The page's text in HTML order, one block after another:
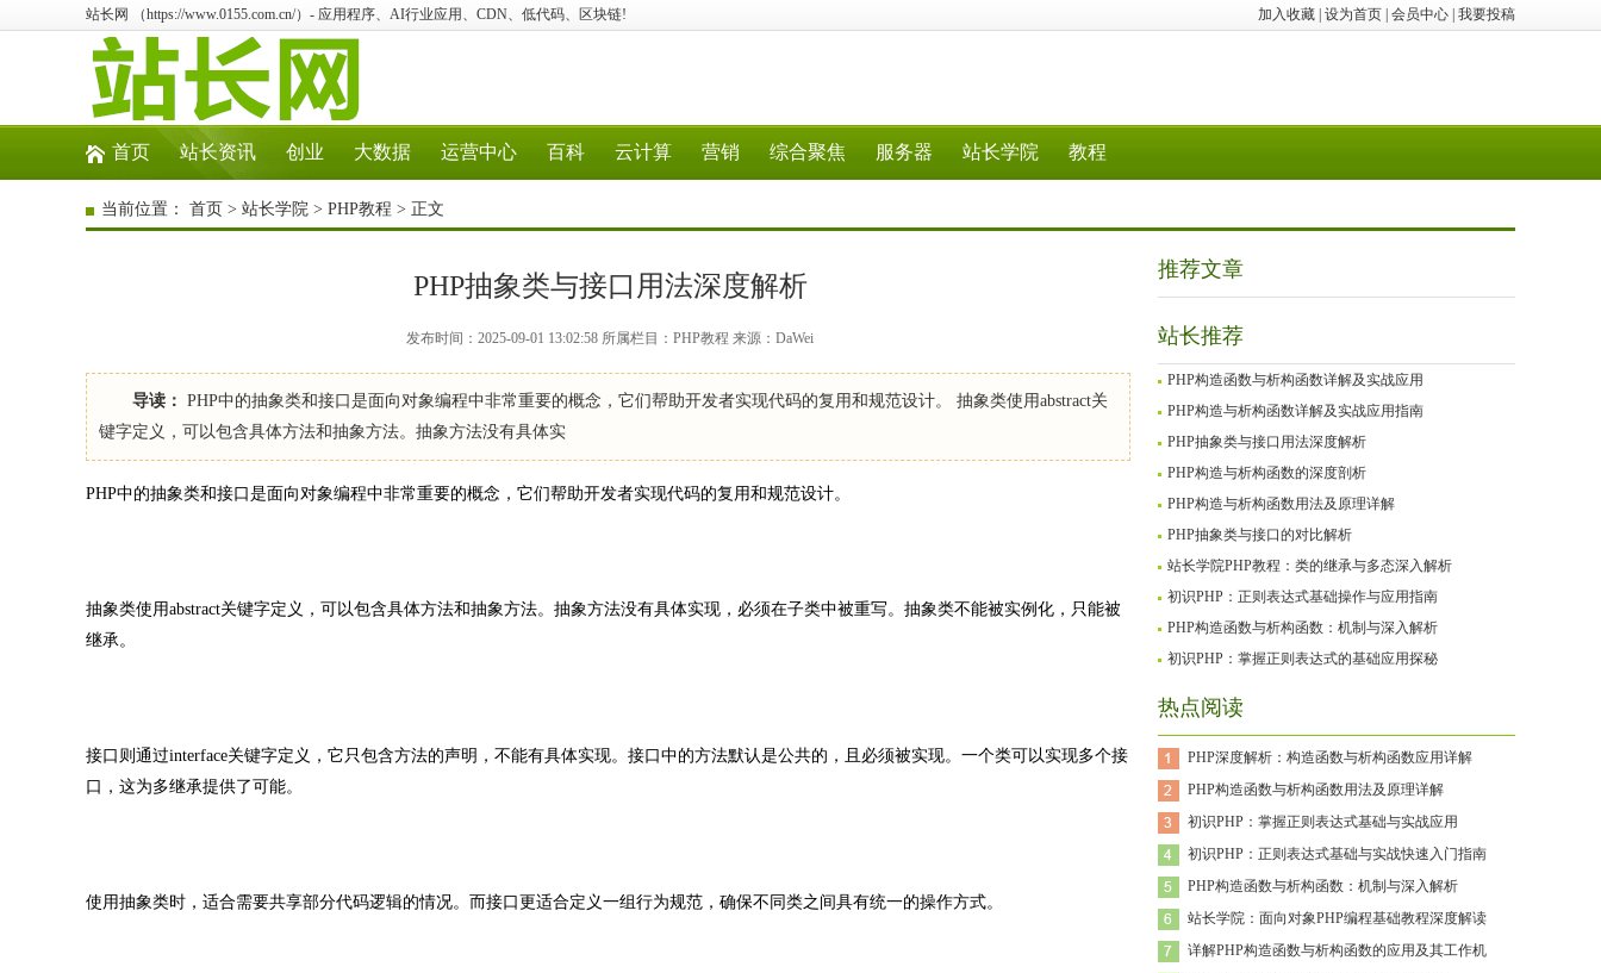
加入收藏 设为首页 会员中心 我要投稿
站长网 （https://www.0155.com.cn/）- 应用程序、AI行业应用、CDN、低代码、区块链!
首页 站长资讯 创业 大数据 运营中心 百科 云计算 营销 综合聚焦 服务器 站长学院 教程
当前位置： 首页 > 站长学院 > PHP教程 > 正文
PHP抽象类与接口用法深度解析
发布时间：2025-09-01 13:02:58 所属栏目：PHP教程 来源：DaWei
导读： PHP中的抽象类和接口是面向对象编程中非常重要的概念，它们帮助开发者实现代码的复用和规范设计。 抽象类使用abstract关
键字定义，可以包含具体方法和抽象方法。抽象方法没有具体实
PHP中的抽象类和接口是面向对象编程中非常重要的概念，它们帮助开发者实现代码的复用和规范设计。
抽象类使用abstract关键字定义，可以包含具体方法和抽象方法。抽象方法没有具体实现，必须在子类中被重写。抽象类不能被实例化，只能被
继承。
接口则通过interface关键字定义，它只包含方法的声明，不能有具体实现。接口中的方法默认是公共的，且必须被实现。一个类可以实现多个接
口，这为多继承提供了可能。
使用抽象类时，适合需要共享部分代码逻辑的情况。而接口更适合定义一组行为规范，确保不同类之间具有统一的操作方式。
推荐文章
站长推荐
PHP构造函数与析构函数详解及实战应用
PHP构造与析构函数详解及实战应用指南
PHP抽象类与接口用法深度解析
PHP构造与析构函数的深度剖析
PHP构造与析构函数用法及原理详解
PHP抽象类与接口的对比解析
站长学院PHP教程：类的继承与多态深入解析
初识PHP：正则表达式基础操作与应用指南
PHP构造函数与析构函数：机制与深入解析
初识PHP：掌握正则表达式的基础应用探秘
热点阅读
PHP深度解析：构造函数与析构函数应用详解
PHP构造函数与析构函数用法及原理详解
初识PHP：掌握正则表达式基础与实战应用
初识PHP：正则表达式基础与实战快速入门指南
PHP构造函数与析构函数：机制与深入解析
站长学院：面向对象PHP编程基础教程深度解读
详解PHP构造函数与析构函数的应用及其工作机